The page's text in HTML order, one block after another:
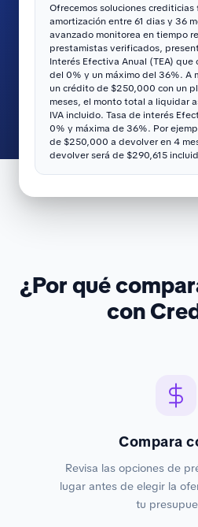
Ofrecemos soluciones
amortización entre 61 dias y 36
avanzado monitorea en tiempo
prestamistas verificados,
Interés Efectiva Anual (TEA) que
del 0% y un máximo del 36%. A
un crédito de $250,000 con un
meses, el monto total a liquidar
IVA incluido. Tasa de interés
0% y máxima de 36%. Por
de $250,000 a devolver en 4
devolver será de $290,615
¿Por qué
con
Compara
Revisa las opciones de
lugar antes de elegir la
tu